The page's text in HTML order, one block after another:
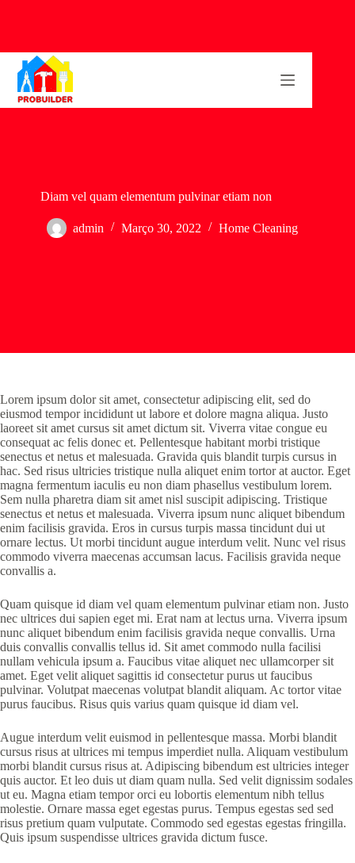
Diam vel quam elementum pulvinar etiam non
admin Março 30, 2022 Home Cleaning
Lorem ipsum dolor sit amet, consectetur adipiscing elit, sed do
eiusmod tempor incididunt ut labore et dolore magna aliqua. Justo
laoreet sit amet cursus sit amet dictum sit. Viverra vitae congue eu
consequat ac felis donec et. Pellentesque habitant morbi tristique
senectus et netus et malesuada. Gravida quis blandit turpis cursus in
hac. Sed risus ultricies tristique nulla aliquet enim tortor at auctor. Eget
magna fermentum iaculis eu non diam phasellus vestibulum lorem.
Sem nulla pharetra diam sit amet nisl suscipit adipiscing. Tristique
senectus et netus et malesuada. Viverra ipsum nunc aliquet bibendum
enim facilisis gravida. Eros in cursus turpis massa tincidunt dui ut
ornare lectus. Ut morbi tincidunt augue interdum velit. Nunc vel risus
commodo viverra maecenas accumsan lacus. Facilisis gravida neque
convallis a.
Quam quisque id diam vel quam elementum pulvinar etiam non. Justo
nec ultrices dui sapien eget mi. Erat nam at lectus urna. Viverra ipsum
nunc aliquet bibendum enim facilisis gravida neque convallis. Urna
duis convallis convallis tellus id. Sit amet commodo nulla facilisi
nullam vehicula ipsum a. Faucibus vitae aliquet nec ullamcorper sit
amet. Eget velit aliquet sagittis id consectetur purus ut faucibus
pulvinar. Volutpat maecenas volutpat blandit aliquam. Ac tortor vitae
purus faucibus. Risus quis varius quam quisque id diam vel.
Augue interdum velit euismod in pellentesque massa. Morbi blandit
cursus risus at ultrices mi tempus imperdiet nulla. Aliquam vestibulum
morbi blandit cursus risus at. Adipiscing bibendum est ultricies integer
quis auctor. Et leo duis ut diam quam nulla. Sed velit dignissim sodales
ut eu. Magna etiam tempor orci eu lobortis elementum nibh tellus
molestie. Ornare massa eget egestas purus. Tempus egestas sed sed
risus pretium quam vulputate. Commodo sed egestas egestas fringilla.
Quis ipsum suspendisse ultrices gravida dictum fusce.